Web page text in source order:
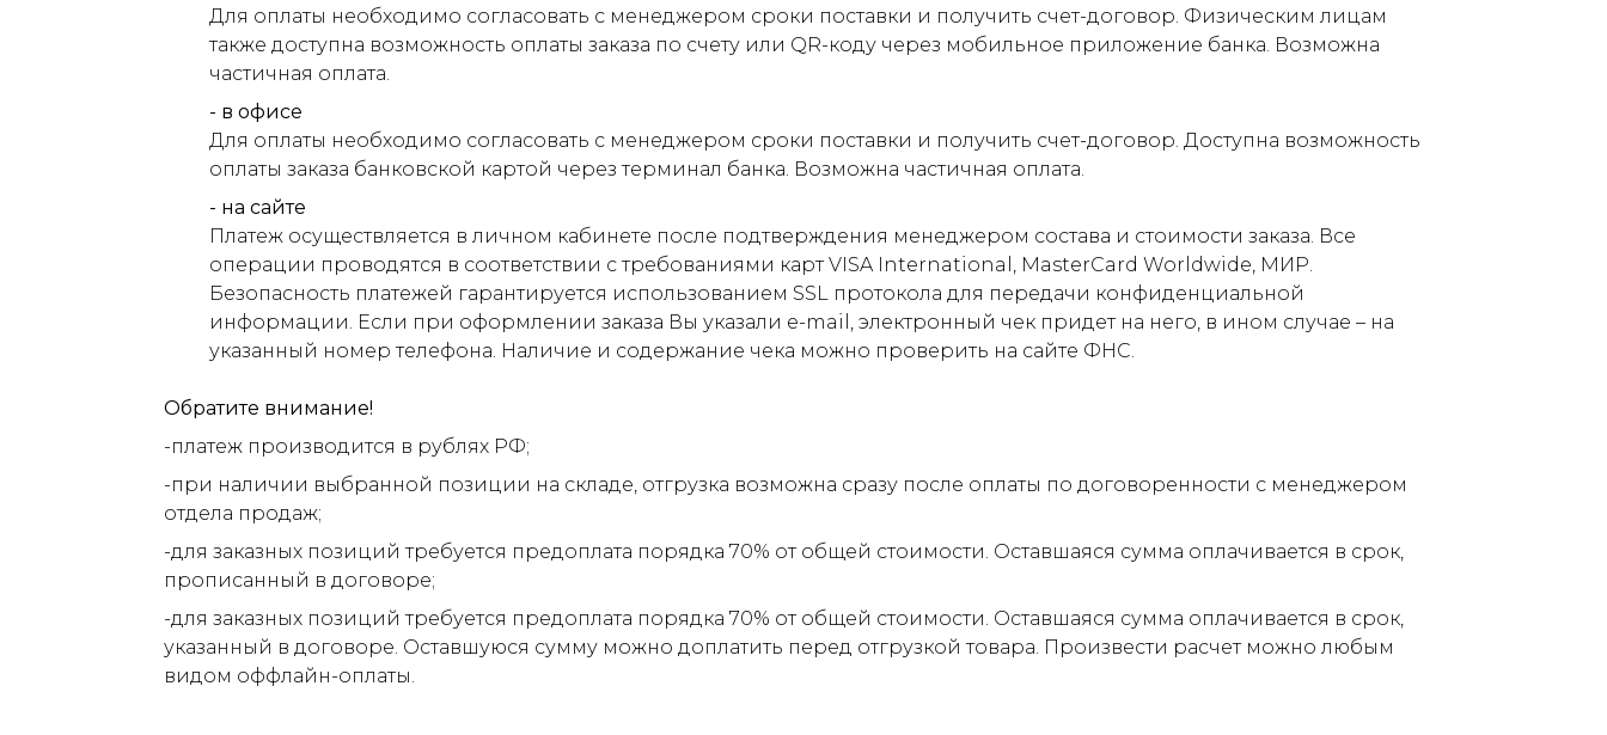
Для оплаты необходимо согласовать с менеджером сроки поставки и получить счет-договор. Физическим лицам
также доступна возможность оплаты заказа по счету или QR-коду через мобильное приложение банка. Возможна
частичная оплата.
- в офисе
Для оплаты необходимо согласовать с менеджером сроки поставки и получить счет-договор. Доступна возможность
оплаты заказа банковской картой через терминал банка. Возможна частичная оплата.
- на сайте
Платеж осуществляется в личном кабинете после подтверждения менеджером состава и стоимости заказа. Все
операции проводятся в соответствии с требованиями карт VISA International, MasterCard Worldwide, МИР.
Безопасность платежей гарантируется использованием SSL протокола для передачи конфиденциальной
информации. Если при оформлении заказа Вы указали e-mail, электронный чек придет на него, в ином случае – на
указанный номер телефона. Наличие и содержание чека можно проверить на сайте ФНС.
Обратите внимание!
-платеж производится в рублях РФ;
-при наличии выбранной позиции на складе, отгрузка возможна сразу после оплаты по договоренности с менеджером
отдела продаж;
-для заказных позиций требуется предоплата порядка 70% от общей стоимости. Оставшаяся сумма оплачивается в срок,
прописанный в договоре;
-для заказных позиций требуется предоплата порядка 70% от общей стоимости. Оставшаяся сумма оплачивается в срок,
указанный в договоре. Оставшуюся сумму можно доплатить перед отгрузкой товара. Произвести расчет можно любым
видом оффлайн-оплаты.